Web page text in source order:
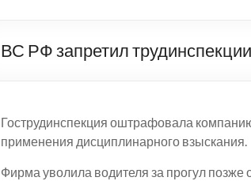
ВС РФ запретил
Гострудинспекция оштрафовала
применения дисциплинарного взыскания.
Фирма уволила водителя за прогул позже